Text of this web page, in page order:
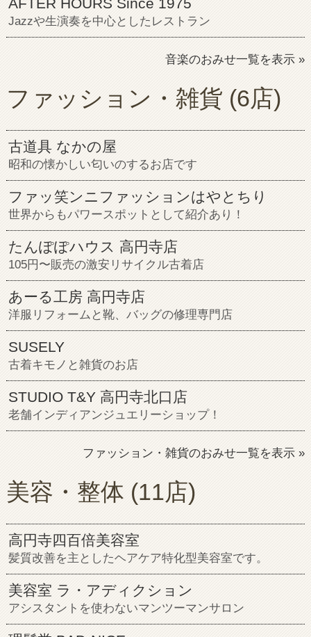
Jazzや生演奏を中心としたレストラン
音楽のおみせ一覧を表示 »
ファッション・雑貨 (6店)
古道具 なかの屋
昭和の懐かしい匂いのするお店です
ファッ笑ンニファッションはやとちり
世界からもパワースポットとして紹介あり！
たんぽぽハウス 高円寺店
105円〜販売の激安リサイクル古着店
あーる工房 高円寺店
洋服リフォームと靴、バッグの修理専門店
SUSELY
古着キモノと雑貨のお店
STUDIO T&Y 高円寺北口店
老舗インディアンジュエリーショップ！
ファッション・雑貨のおみせ一覧を表示 »
美容・整体 (11店)
高円寺四百倍美容室
髪質改善を主としたヘアケア特化型美容室です。
美容室 ラ・アディクション
アシスタントを使わないマンツーマンサロン